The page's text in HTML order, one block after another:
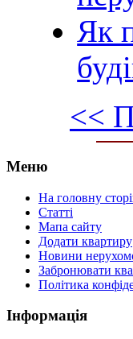
Як
<<
Меню
На головну
Статті
Мапа сайту
Додати квартиру
Новини
Забронювати
Політика
Інформація